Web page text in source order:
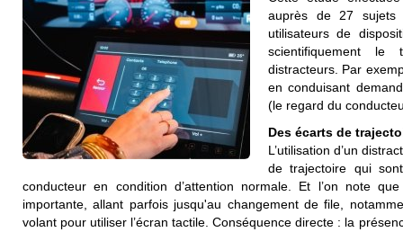
auprès de 27 sujets
utilisateurs de
scientifiquement
distracteurs. Par
en conduisant
(le regard du
Des écarts de
L’utilisation d’un
de trajectoire qui
conducteur en condition d’attention normale. Et l’on note
importante, allant parfois jusqu'au changement de file,
volant pour utiliser l’écran tactile. Conséquence directe : la